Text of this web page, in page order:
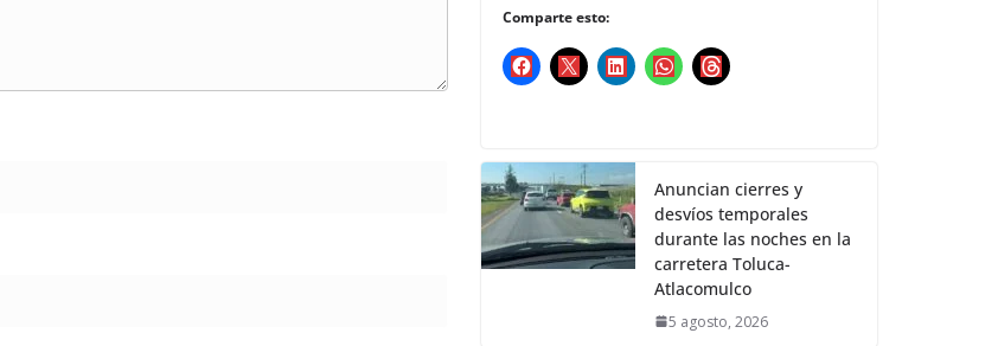
Comparte esto:
Anuncian cierres y
desvíos temporales
durante las noches en la
carretera Toluca-
Atlacomulco
5 agosto, 2026